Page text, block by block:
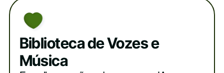
Biblioteca de Vozes e
Música